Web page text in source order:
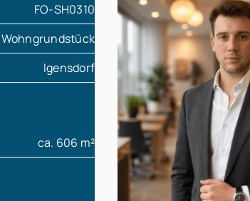
FO-SH0310
Wohngrundstück
Igensdorf
ca. 606 m²